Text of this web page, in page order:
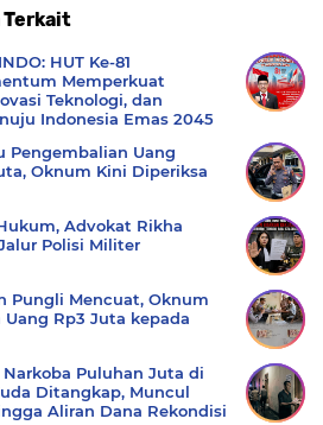
Terkait
HUT Ke-81
Memperkuat
Teknologi, dan
Indonesia Emas 2045
Pengembalian Uang
Oknum Kini Diperiksa
Advokat Rikha
Polisi Militer
Pungli Mencuat, Oknum
Rp3 Juta kepada
Puluhan Juta di
Ditangkap, Muncul
Aliran Dana Rekondisi